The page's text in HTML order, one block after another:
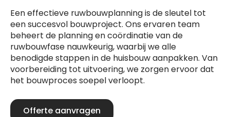
Een effectieve ruwbouwplanning is de sleutel tot
een succesvol bouwproject. Ons ervaren team
beheert de planning en coördinatie van de
ruwbouwfase nauwkeurig, waarbij we alle
benodigde stappen in de huisbouw aanpakken. Van
voorbereiding tot uitvoering, we zorgen ervoor dat
het bouwproces soepel verloopt.
Offerte aanvragen